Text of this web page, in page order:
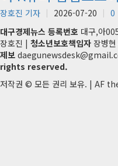
장호진 기자 2026-07-20
0
대구경제뉴스 등록번호 대구,아
장호진 | 청소년보호책임자 장병현
제보
rights reserved.
저작권 © 모든 권리 보유. | AF